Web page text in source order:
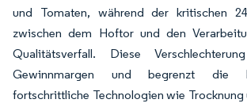
und Tomaten, während der kritischen
zwischen dem Hoftor und den
Qualitätsverfall. Diese
Gewinnmargen und begrenzt die
fortschrittliche Technologien wie Trocknung